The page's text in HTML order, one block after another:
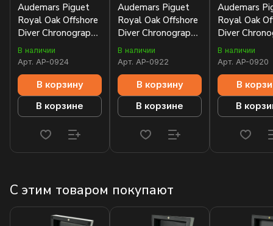
Audemars Piguet
Royal Oak Offshore
Diver Chronograph
Yellow
26703ST.OO.A051CA.01
В наличии
Арт. AP-0924
В корзину
В корзине
Audemars Piguet
Royal Oak Offshore
Diver Chronograph
Orange
26703ST.OO.A070CA.01
В наличии
Арт. AP-0922
В корзину
В корзине
Audemars
Royal Oak
Diver
Blue
В наличии
Арт. AP-0920
В
В
С этим товаром покупают